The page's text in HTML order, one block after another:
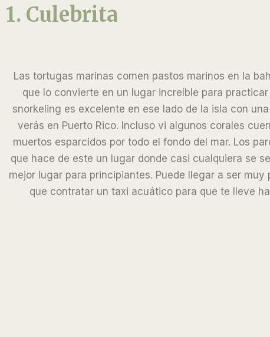
1. Culebrita
Las tortugas marinas comen pastos marinos en la
que lo convierte en un lugar increíble para
snorkeling es excelente en ese lado de la isla con
verás en Puerto Rico. Incluso vi algunos corales
muertos esparcidos por todo el fondo del mar. Los
que hace de este un lugar donde casi cualquiera se
mejor lugar para principiantes. Puede llegar a ser
que contratar un taxi acuático para que te lleve